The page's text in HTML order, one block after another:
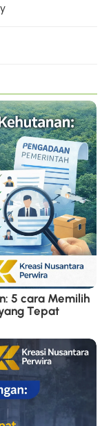
5 cara Memilih
Tepat